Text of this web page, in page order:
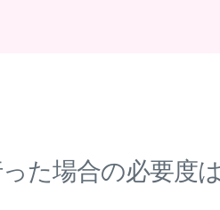
た場合の必要度